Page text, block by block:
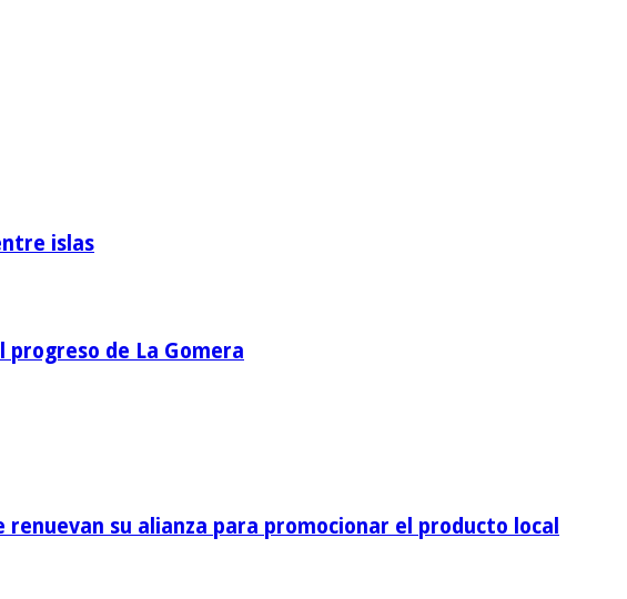
islas
progreso de La Gomera
su alianza para promocionar el producto local